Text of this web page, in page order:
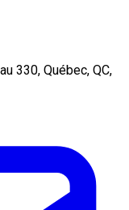
330, Québec, QC,